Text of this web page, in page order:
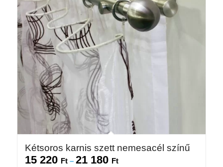
Kétsoros karnis szett nemesacél színű
15 220 Ft – 21 180 FtÁrtartomány: